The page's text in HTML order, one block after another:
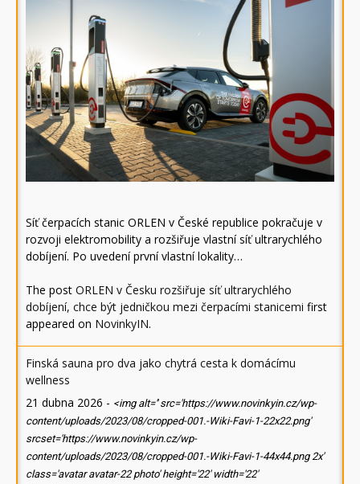
Síť čerpacích stanic ORLEN v České republice pokračuje v
rozvoji elektromobility a rozšiřuje vlastní síť ultrarychlého
dobíjení. Po uvedení první vlastní lokality…
The post ORLEN v Česku rozšiřuje síť ultrarychlého
dobíjení, chce být jedničkou mezi čerpacími stanicemi first
appeared on NovinkyIN.
Finská sauna pro dva jako chytrá cesta k domácímu
wellness
21 dubna 2026 - <img alt='' src='https://www.novinkyin.cz/wp-
content/uploads/2023/08/cropped-001.-Wiki-Favi-1-22x22.png'
srcset='https://www.novinkyin.cz/wp-
content/uploads/2023/08/cropped-001.-Wiki-Favi-1-44x44.png 2x'
class='avatar avatar-22 photo' height='22' width='22'